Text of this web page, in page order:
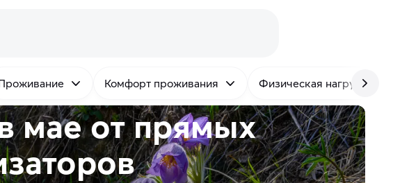
Комфорт проживания Физическая нагрузка
мае отпрямых